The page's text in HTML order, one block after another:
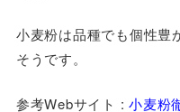
小麦粉は品種でも個性豊
そうです。
参考Webサイト :小麦粉